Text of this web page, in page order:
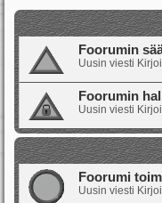
Foorumin
Uusin viesti
Foorumin
Uusin viesti
Foorumi
Uusin viesti